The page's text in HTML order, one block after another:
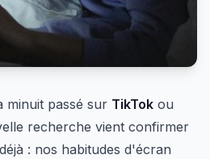
minuit passé sur TikTok ou
recherche vient confirmer
: nos habitudes d'écran